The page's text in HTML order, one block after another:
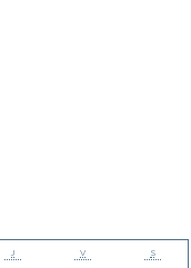
J V S